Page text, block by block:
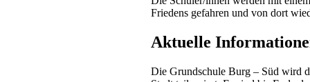
Friedens gefahren und von dort
Aktuelle
Die Grundschule Burg – Süd wird